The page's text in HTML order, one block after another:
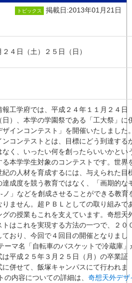
トピックス
掲載日:2013年01月21日
４日（土）２５日（日）
工学府では、平成２４年１１月２４日
日）、本学の学園祭である「工大祭」に
ザインコンテスト」を開催いたしました
コンテストとは、目標にどう到達する
なく、いったい何を創ったらいいかとい
る本学学生対象のコンテストです。世界
紀の人材を育成するには、与えられた目
達成度を競う教育ではなく、「画期的な
ノ」などを創成させることができる教育
りません。超ＰＢＬとしての取り組みで
グの授業もこれを支えています。奇想天
トはこれを実現する方法の一つで、２０
ており、今回で４回目の開催となりまし
マ名「自転車のバスケットで冷蔵庫」
は平成２５年３月２５日（月）の卒業証
併せて、飯塚キャンパスにて行われま
内容についての詳細は、 奇想天外デザ